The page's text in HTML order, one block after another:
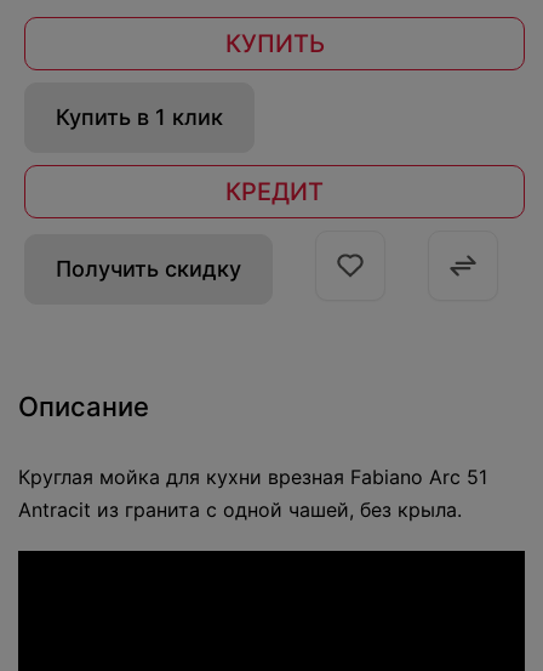
КУПИТЬ
Купить в 1 клик
КРЕДИТ
Получить скидку
Описание
Круглая мойка для кухни врезная Fabiano Arc 51
Antracit из гранита с одной чашей, без крыла.